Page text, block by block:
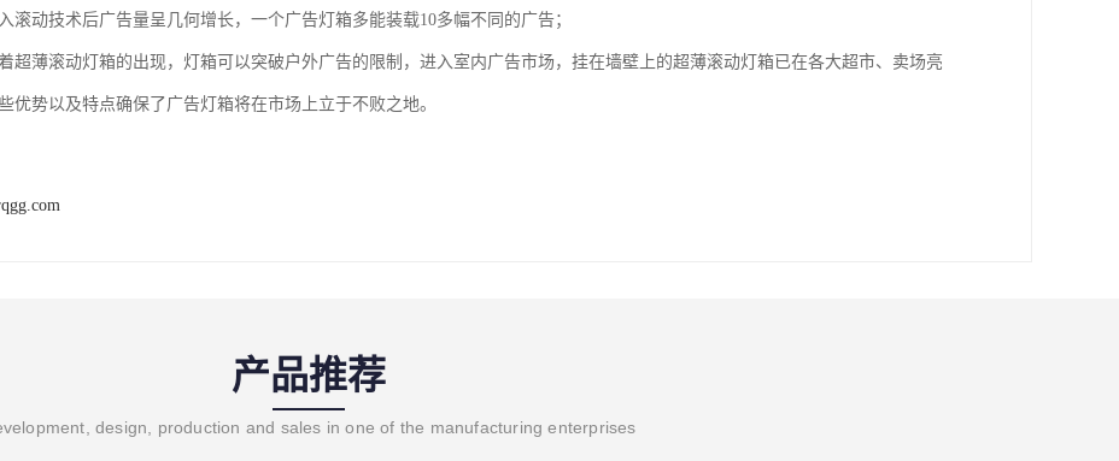
滚动技术后广告量呈几何增长，一个广告灯箱多能装载10多幅不同的广告；
超薄滚动灯箱的出现，灯箱可以突破户外广告的限制，进入室内广告市场，挂在墙壁上的超薄滚动灯箱已在各大超市、卖场亮
优势以及特点确保了广告灯箱将在市场上立于不败之地。
产品推荐
design, production and sales in one of the manufacturing enterprises